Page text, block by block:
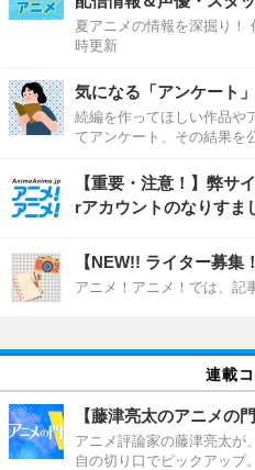
夏アニメの情報を深掘り！
時更新
気になる「アンケート
続編を作ってほしい作品や
てアンケート、その結果を
【重要・注意！】弊サ
rアカウントのなりすま
【NEW!! ライター募集
アニメ！アニメ！では、記
連載
【藤津亮太のアニメの門
アニメ評論家の藤津亮太が
自の切り口でピックアップ。